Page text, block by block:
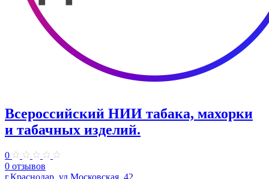
Всероссийский НИИ табака, махорки
и табачных изделий.
0
0 отзывов